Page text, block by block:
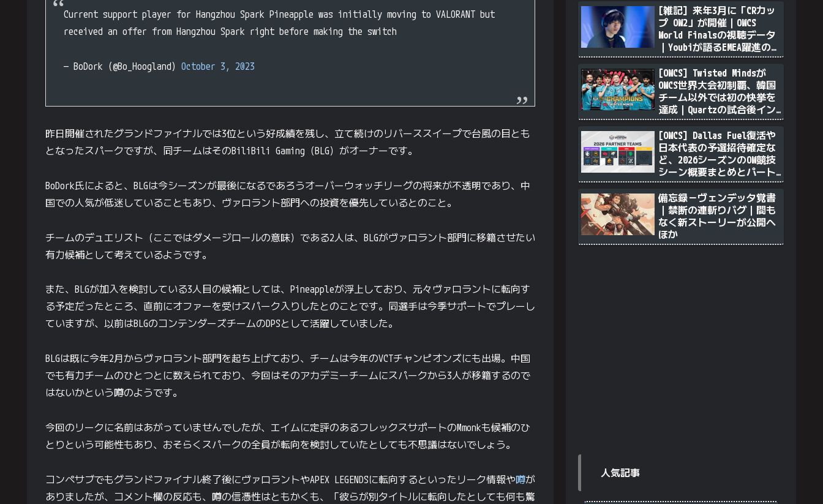
Current support player for Hangzhou Spark Pineapple was initially moving to VALORANT but
received an offer from Hangzhou Spark right before making the switch
— BoDork (@Bo_Hoogland) October 3, 2023
昨日開催されたグランドファイナルでは3位という好成績を残し、立て続けのリバーススイープで台風の目とも
となったスパークですが、同チームはそのBiliBili Gaming（BLG）がオーナーです。
BoDork氏によると、BLGは今シーズンが最後になるであろうオーバーウォッチリーグの将来が不透明であり、中
国での人気が低迷していることもあり、ヴァロラント部門への投資を優先しているとのこと。
チームのデュエリスト（ここではダメージロールの意味）である2人は、BLGがヴァロラント部門に移籍させたい
有力候補として考えているようです。
また、BLGが加入を検討している3人目の候補としては、Pineappleが浮上しており、元々ヴァロラントに転向す
る予定だったところ、直前にオファーを受けスパーク入りしたとのことです。同選手は今季サポートでプレーし
ていますが、以前はBLGのコンテンダーズチームのDPSとして活躍していました。
BLGは既に今年2月からヴァロラント部門を起ち上げており、チームは今年のVCTチャンピオンズにも出場。中国
でも有力チームのひとつとに数えられており、今回はそのアカデミーチームにスパークから3人が移籍するので
はないかという噂のようです。
今回のリークに名前はあがっていませんでしたが、エイムに定評のあるフレックスサポートのMmonkも候補のひ
とりという可能性もあり、おそらくスパークの全員が転向を検討していたとしても不思議はないでしょう。
コンペサブでもグランドファイナル終了後にヴァロラントやAPEX LEGENDSに転向するといったリーク情報や噂が
ありましたが、コメント欄の反応も、噂の信憑性はともかくも、「彼らが別タイトルに転向したとしても何も驚
[雑記] 来年3月に「CRカッ
プ OW2」が開催｜OWCS
World Finalsの視聴データ
｜Youbiが語るEMEA躍進の理
由｜透明ソンブラを無力化
するヴェンデッタ｜Stalk3r
が久々のツィート ほか
[OWCS] Twisted Mindsが
OWCS世界大会初制覇、韓国
チーム以外では初の快挙を
達成｜Quartzの試合後イン
タビュー
[OWCS] Dallas Fuel復活や
日本代表の予選招待確定な
ど、2026シーズンのOW競技
シーン概要まとめとパート
ナーチム選定について
備忘録－ヴェンデッタ覚書
｜禁断の連斬りバグ｜間も
なく新ストーリーが公開へ
ほか
人気記事